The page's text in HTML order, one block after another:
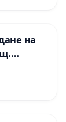
на